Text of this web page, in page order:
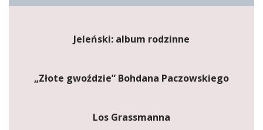
Jeleński: album rodzinne
„Złote gwoździe” Bohdana Paczowskiego
Los Grassmanna